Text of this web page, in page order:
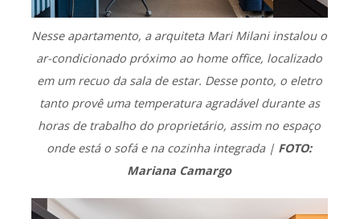
Nesse apartamento, a arquiteta Mari Milani instalou o
ar-condicionado próximo ao home office, localizado
em um recuo da sala de estar. Desse ponto, o eletro
tanto provê uma temperatura agradável durante as
horas de trabalho do proprietário, assim no espaço
onde está o sofá e na cozinha integrada | FOTO:
Mariana Camargo